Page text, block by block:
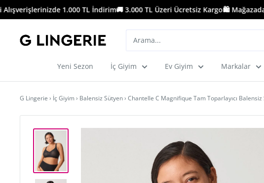
İçeriği
geç
1.000 TL İndirim🚚 3.000 TL Üzeri Ücretsiz Kargo🛍️ Mağazada
G
Yeni Sezon İç Giyim Ev Giyim Markalar
G Lingerie › İç Giyim › Balensiz Sütyen› Chantelle C Magnifique Tam Toparlayıcı Balensiz